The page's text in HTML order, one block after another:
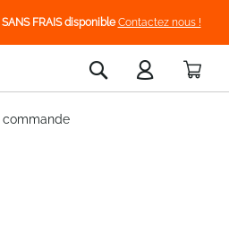
FRAIS disponible Contactez nous !
Rechercher
commande